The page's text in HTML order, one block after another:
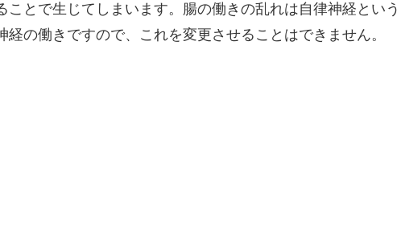
ことで生じてしまいます。腸の働きの乱れは自律神経という
の働きですので、これを変更させることはできません。